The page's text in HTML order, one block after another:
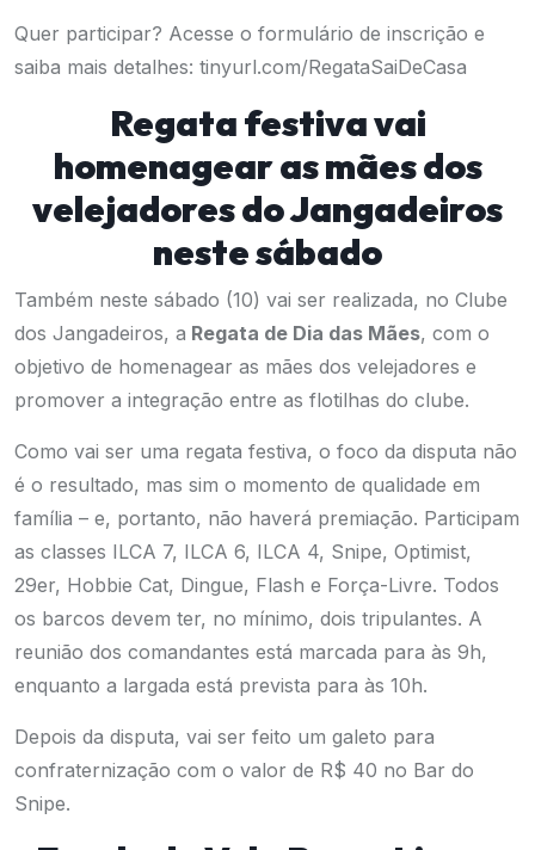
Quer participar? Acesse o formulário de inscrição e
saiba mais detalhes: tinyurl.com/RegataSaiDeCasa
Regata festiva vai
homenagear as mães dos
velejadores do Jangadeiros
neste sábado
Também neste sábado (10) vai ser realizada, no Clube
dos Jangadeiros, a Regata de Dia das Mães, com o
objetivo de homenagear as mães dos velejadores e
promover a integração entre as flotilhas do clube.
Como vai ser uma regata festiva, o foco da disputa não
é o resultado, mas sim o momento de qualidade em
família – e, portanto, não haverá premiação. Participam
as classes ILCA 7, ILCA 6, ILCA 4, Snipe, Optimist,
29er, Hobbie Cat, Dingue, Flash e Força-Livre. Todos
os barcos devem ter, no mínimo, dois tripulantes. A
reunião dos comandantes está marcada para às 9h,
enquanto a largada está prevista para às 10h.
Depois da disputa, vai ser feito um galeto para
confraternização com o valor de R$ 40 no Bar do
Snipe.